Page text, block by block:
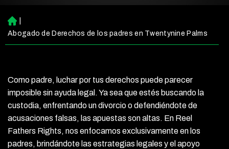
Ini
ci
o
Abogado de Derechos de los padres en Twentynine Palms
Como padre, luchar por tus derechos puede parecer
imposible sin ayuda legal. Ya sea que estés buscando la
custodia, enfrentando un divorcio o defendiéndote de
acusaciones falsas, las apuestas son altas. En Reel
Fathers Rights, nos enfocamos exclusivamente en los
padres, brindándote las estrategias legales y el apoyo